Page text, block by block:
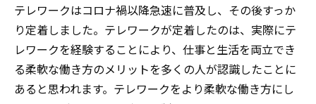
テレワークはコロナ禍以降急速に普及し、その後すっか
り定着しました。テレワークが定着したのは、実際にテ
レワークを経験することにより、仕事と生活を両立でき
る柔軟な働き方のメリットを多くの人が認識したことに
あると思われます。テレワークをより柔軟な働き方にし